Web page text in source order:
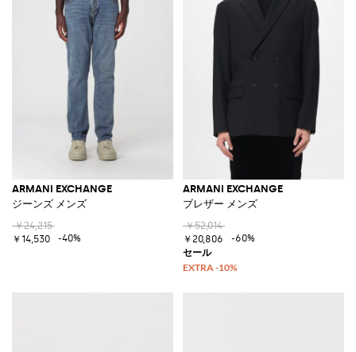
ARMANI EXCHANGE
ジーンズ メンズ
￥24,215
￥14,530
-40%
ARMANI EXCHANGE
ブレザー メンズ
￥52,014
￥20,806
-60%